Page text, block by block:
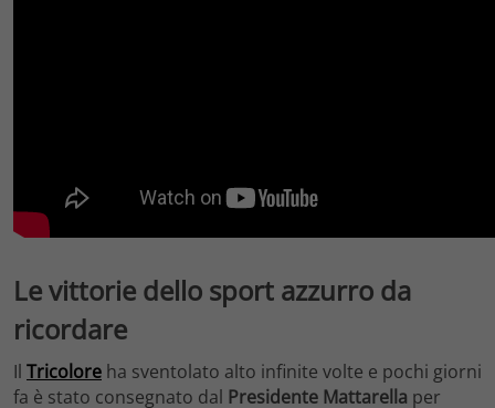
Le vittorie dello sport azzurro da
ricordare
Il Tricolore ha sventolato alto infinite volte e pochi giorni
fa è stato consegnato dal Presidente Mattarella per